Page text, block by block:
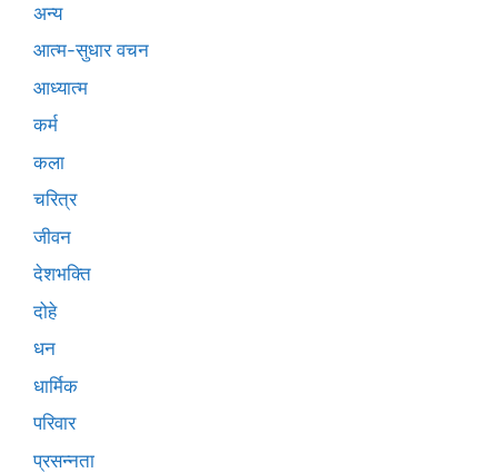
अन्य
आत्म-सुधार वचन
आध्यात्म
कर्म
कला
चरित्र
जीवन
देशभक्ति
दोहे
धन
धार्मिक
परिवार
प्रसन्नता